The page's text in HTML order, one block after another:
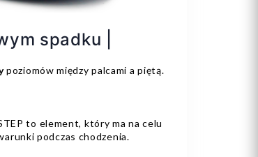
spadku |
poziomów między palcami a piętą.
to element, który ma na celu
podczas chodzenia.